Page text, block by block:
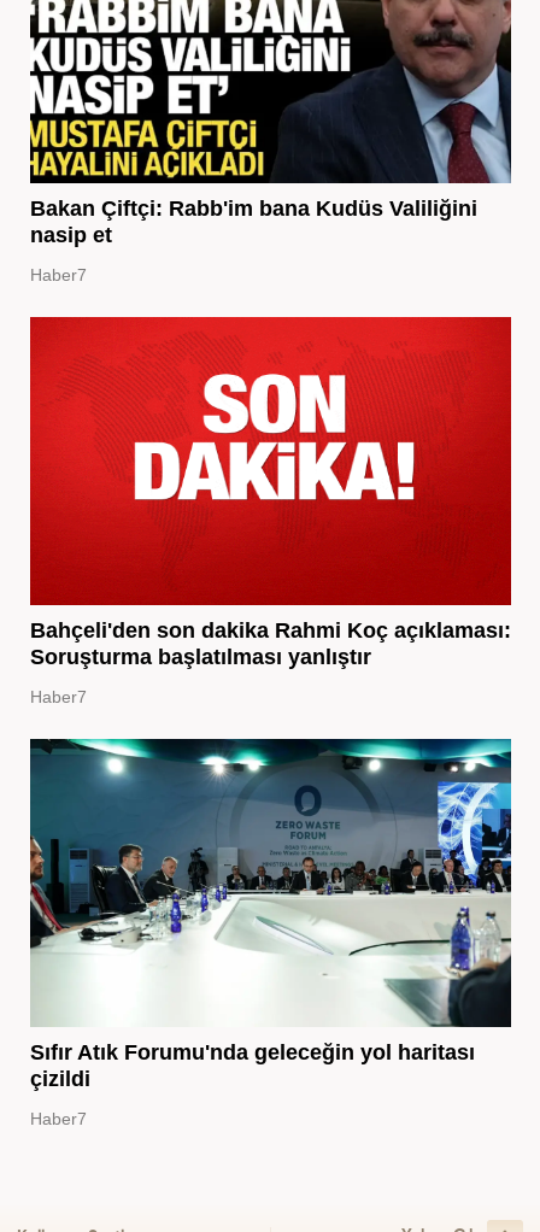
Bakan Çiftçi: Rabb'im bana Kudüs Valiliğini
nasip et
Haber7
Bahçeli'den son dakika Rahmi Koç açıklaması:
Soruşturma başlatılması yanlıştır
Haber7
Sıfır Atık Forumu'nda geleceğin yol haritası
çizildi
Haber7